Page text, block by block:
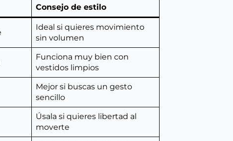
Consejo de estilo
Ideal si quieres movimiento
sin volumen
Funciona muy bien con
vestidos limpios
Mejor si buscas un gesto
sencillo
Úsala si quieres libertad al
moverte